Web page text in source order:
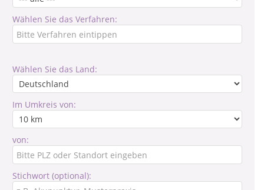
Wählen Sie das Verfahren:
Wählen Sie das Land:
Im Umkreis von:
von:
Stichwort (optional):